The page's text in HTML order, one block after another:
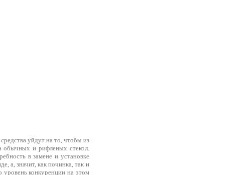
уйдут на то, чтобы из
обычных и рифленых стекол.
в замене и установке
а, значит, как починка, так и
уровень конкуренции на этом